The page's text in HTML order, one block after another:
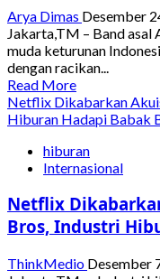
Man
Terbaru
Arya Dimas Desember
Jakarta,TM – Band asal
muda keturunan
dengan racikan...
Read MoreRead
more
about
Beat:
Nuansa
Berbalut
Psychedelic
dari
Netflix Dikabarkan
Hiburan Hadapi Babak
hiburan
Internasional
Netflix
Bros, Industri
ThinkMedio Desember